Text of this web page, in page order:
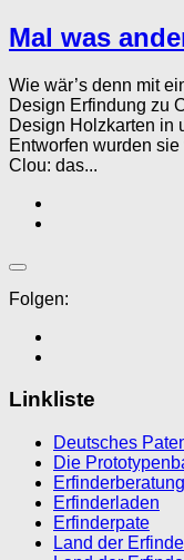
Mal was
Wie wär’s denn mit
Design Erfindung zu
Design Holzkarten in
Entworfen wurden
Clou: das...
Folgen:
Linkliste
Deutsches
Die
Erfinderberatung
Erfinderladen
Erfinderpate
Land der